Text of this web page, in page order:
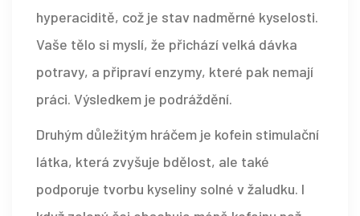
hyperaciditě, což je stav nadměrné kyselosti.
Vaše tělo si myslí, že přichází velká dávka
potravy, a připraví enzymy, které pak nemají
práci. Výsledkem je podráždění.
Druhým důležitým hráčem je kofein stimulační
látka, která zvyšuje bdělost, ale také
podporuje tvorbu kyseliny solné v žaludku. I